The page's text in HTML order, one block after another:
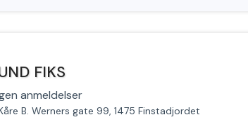
FIKS
anmeldelser
B. Werners gate 99, 1475 Finstadjordet